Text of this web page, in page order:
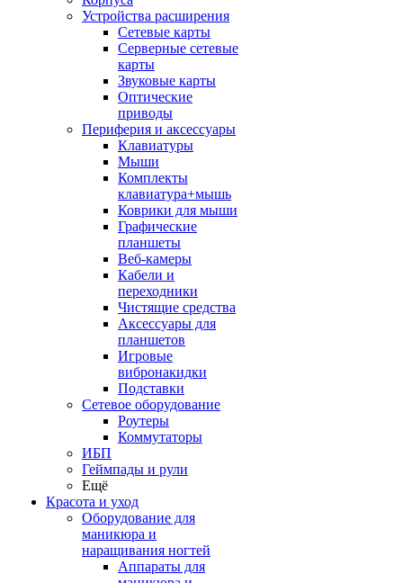
Устройства расширения
Сетевые карты
Серверные сетевые
карты
Звуковые карты
Оптические
приводы
Периферия и аксессуары
Клавиатуры
Мыши
Комплекты
клавиатура+мышь
Коврики для мыши
Графические
планшеты
Веб-камеры
Кабели и
переходники
Чистящие средства
Аксессуары для
планшетов
Игровые
вибронакидки
Подставки
Сетевое оборудование
Роутеры
Коммутаторы
ИБП
Геймпады и рули
Ещё
Красота и уход
Оборудование для
маникюра и
наращивания ногтей
Аппараты для